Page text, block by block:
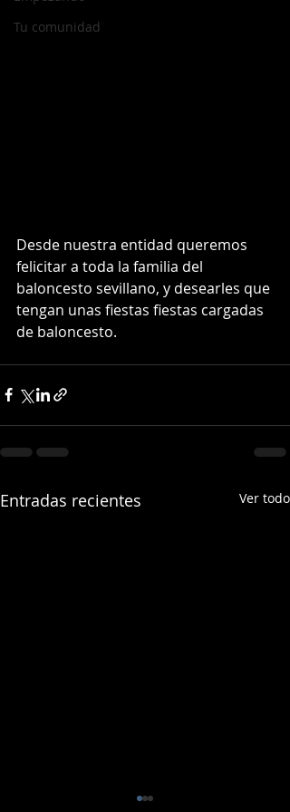
Tu comunidad
Desde nuestra entidad queremos
felicitar a toda la familia del
baloncesto sevillano, y desearles que
tengan unas fiestas fiestas cargadas
de baloncesto.
Entradas recientes Ver todo